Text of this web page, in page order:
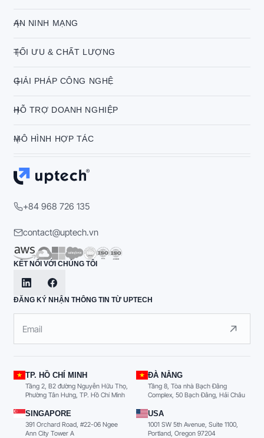
AN NINH MẠNG
TỐI ƯU & CHẤT LƯỢNG
GIẢI PHÁP CÔNG NGHỆ
HỖ TRỢ DOANH NGHIỆP
MÔ HÌNH HỢP TÁC
+84 968 726 135
contact@uptech.vn
KẾT NỐI VỚI CHÚNG TÔI
ĐĂNG KÝ NHẬN THÔNG TIN TỪ UPTECH
TP. HỒ CHÍ MINH
Tầng 2, B2 đường Nguyễn Hữu Thọ,
Phường Tân Hưng, TP. Hồ Chí Minh
ĐÀ NẴNG
Tầng 8, Tòa nhà Bạch Đằng
Complex, 50 Bạch Đằng, Hải Châu
SINGAPORE
391 Orchard Road, #22-06 Ngee
Ann City Tower A
USA
1001 SW 5th Avenue, Suite 1100,
Portland, Oregon 97204